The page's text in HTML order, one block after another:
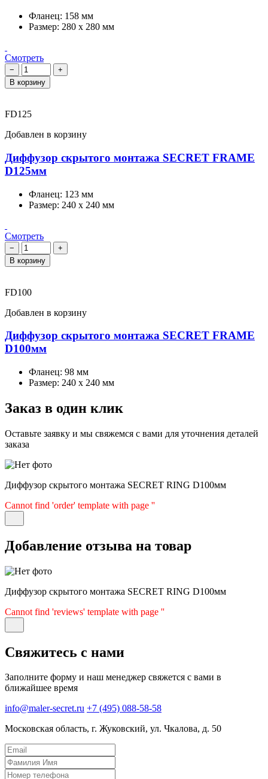
Фланец: 158 мм
Размер: 280 х 280 мм
Смотреть
−
+
В корзину
FD125
Добавлен в корзину
Диффузор скрытого монтажа SECRET FRAME
D125мм
Фланец: 123 мм
Размер: 240 х 240 мм
Смотреть
−
+
В корзину
FD100
Добавлен в корзину
Диффузор скрытого монтажа SECRET FRAME
D100мм
Фланец: 98 мм
Размер: 240 х 240 мм
Заказ в один клик
Оставьте заявку и мы свяжемся с вами для уточнения деталей
заказа
Диффузор скрытого монтажа SECRET RING D100мм
Cannot find 'order' template with page ''
Добавление отзыва на товар
Диффузор скрытого монтажа SECRET RING D100мм
Cannot find 'reviews' template with page ''
Свяжитесь с нами
Заполните форму и наш менеджер свяжется с вами в
ближайшее время
info@maler-secret.ru +7 (495) 088-58-58
Московская область, г. Жуковский, ул. Чкалова, д. 50